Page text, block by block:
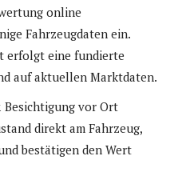
online
Fahrzeugdaten ein.
erfolgt eine fundierte
auf aktuellen Marktdaten.
vor Ort
direkt am Fahrzeug,
bestätigen den Wert